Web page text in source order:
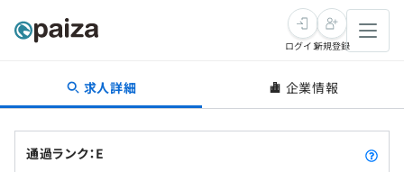
転職・キャリア
ログイン新規登録
求人詳細 企業情報
通過ランク：E